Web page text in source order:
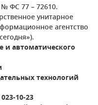
ФС 77 – 72610.
унитарное
агентство
и автоматического
технологий
10-23